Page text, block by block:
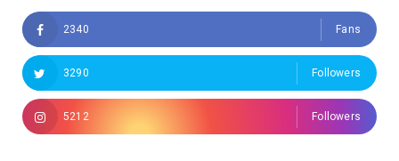
2340 Fans
3290 Followers
5212 Followers